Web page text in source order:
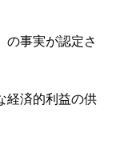
の事実が認定さ
経済的利益の供